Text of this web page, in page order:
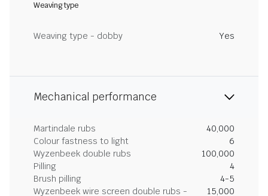
Weaving type
Weaving type - dobby Yes
Mechanical performance
Martindale rubs
40,000
Colour fastness to light
6
Wyzenbeek double rubs
100,000
Pilling
4
Brush pilling
4-5
Wyzenbeek wire screen double rubs -
15,000